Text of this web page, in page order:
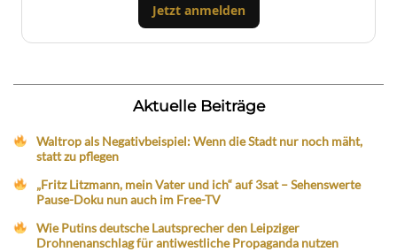
Jetzt anmelden
Aktuelle Beiträge
Waltrop als Negativbeispiel: Wenn die Stadt nur noch mäht,
statt zu pflegen
„Fritz Litzmann, mein Vater und ich“ auf 3sat – Sehenswerte
Pause-Doku nun auch im Free-TV
Wie Putins deutsche Lautsprecher den Leipziger
Drohnenanschlag für antiwestliche Propaganda nutzen